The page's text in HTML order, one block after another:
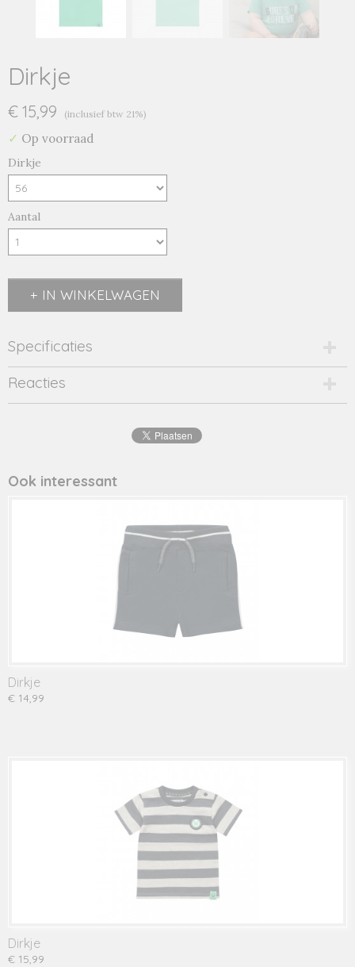
Dirkje
€ 15,99 (inclusief btw 21%)
✓ Op voorraad
Dirkje
Aantal
IN WINKELWAGEN
Specificaties
Productcode
R50729-35-19833
Productcode leverancier
Reacties
Ook interessant
Dirkje
€ 14,99
Dirkje
€ 15,99